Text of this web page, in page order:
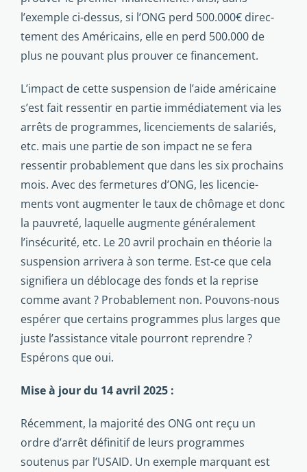
l’exemple ci-dessus, si l’ONG perd 500.000€ direc­
tement des Américains, elle en perd 500.000 de
plus ne pou­vant plus prouver ce financement.
L’impact de cette suspension de l’aide américaine
s’est fait ressentir en partie immédiatement via les
arrêts de pro­grammes, licenciements de salariés,
etc. mais une partie de son impact ne se fera
ressentir probablement que dans les six prochains
mois. Avec des fermetures d’ONG, les licencie­
ments vont augmenter le taux de chômage et donc
la pauvre­té, laquelle augmente généralement
l’insécurité, etc. Le 20 avril prochain en théorie la
suspension arrivera à son terme. Est-ce que cela
signifiera un déblocage des fonds et la reprise
comme avant ? Probablement non. Pouvons-nous
espérer que certains programmes plus larges que
juste l’assistance vitale pourront reprendre ?
Espérons que oui.
Mise à jour du 14 avril 2025 :
Récemment, la majorité des ONG ont reçu un
ordre d’arrêt définitif de leurs programmes
soutenus par l’USAID. Un exemple marquant est